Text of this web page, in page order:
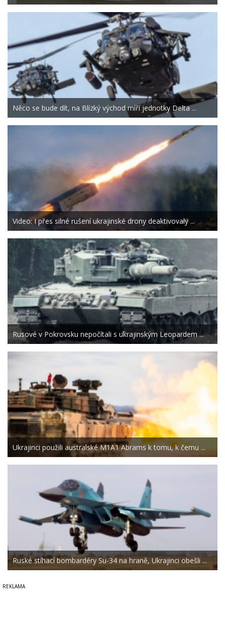
Něco se bude dít, na Blízký východ míří jednotky Delta ...
Video: I přes silné rušení ukrajinské drony deaktivovaly ...
Rusové v Pokrovsku nepočítali s ukrajinským Leopardem ...
Ukrajinci použili australské M1A1 Abrams k tomu, k čemu ...
Ruské stíhací bombardéry Su-34 na hraně, Ukrajinci obešli ...